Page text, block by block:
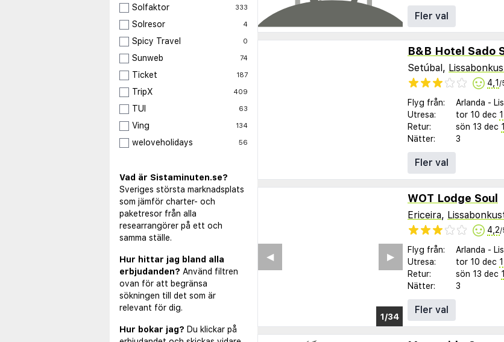
Solfaktor 333
Solresor 4
Spicy Travel 0
Sunweb 74
Ticket 187
TripX 409
TUI 63
Ving 134
weloveholidays 56
Vad är Sistaminuten.se?
Sveriges största marknadsplats
som jämför charter- och
paketresor från alla
researrangörer på ett och
samma ställe.
Hur hittar jag bland alla
erbjudanden? Använd filtren
ovan för att begränsa
sökningen till det som är
relevant för dig.
Hur bokar jag? Du klickar på
Fler val
B&B Hotel Sado
Setúbal,
4,1 /
Flyg från: Arlanda -
Utresa:
tor 10 dec
Retur:
sön 13 dec
Nätter:
3
Fler val
1/25
▶︎
◀︎
WOT Lodge Soul
Ericeira,
4,2/
Flyg från: Arlanda -
Utresa:
tor 10 dec
Retur:
sön 13 dec
Nätter:
3
Fler val